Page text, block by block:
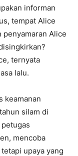
informan
tempat Alice
Alice
ternyata
lalu.
keamanan
silam di
mencoba
upaya yang